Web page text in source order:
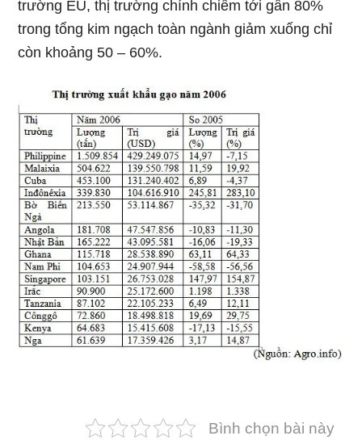
trường EU, thị trường chính chiếm tới gần 80%
trong tổng kim ngạch toàn ngành giảm xuống chỉ
còn khoảng 50 – 60%.
Bình chọn bài này